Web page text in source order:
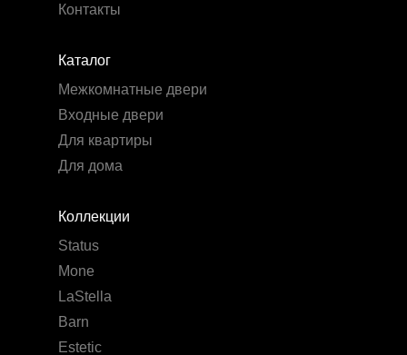
Коллекции
Status
Mone
LaStella
Barn
Estetic
Каталог
Межкомнатные двери
Входные двери
Для квартиры
Для дома
Контакты